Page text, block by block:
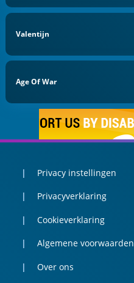
Valentijn
Age Of War
Privacy instellingen
Privacyverklaring
Cookieverklaring
Algemene voorwaarden
Over ons